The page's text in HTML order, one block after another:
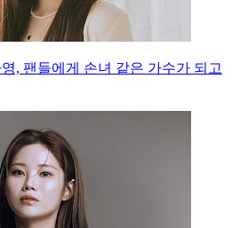
, 팬들에게 손녀 같은 가수가 되고